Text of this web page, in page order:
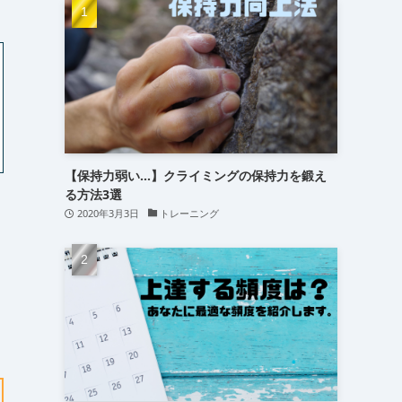
(15)
(24)
(16)
【保持力弱い…】クライミングの保持力を鍛え
る方法3選
2020年3月3日 トレーニング